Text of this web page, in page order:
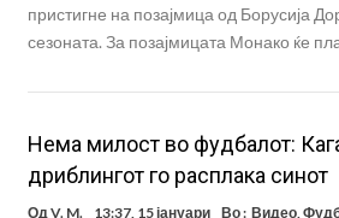
пристигне на позајмица од Борусија
сезоната. За позајмицата Монако ќе
Нема милост во фудбалот:
дриблингот го расплака синот
ОдV. M. 13:37, 15 јануари Во : Видео,